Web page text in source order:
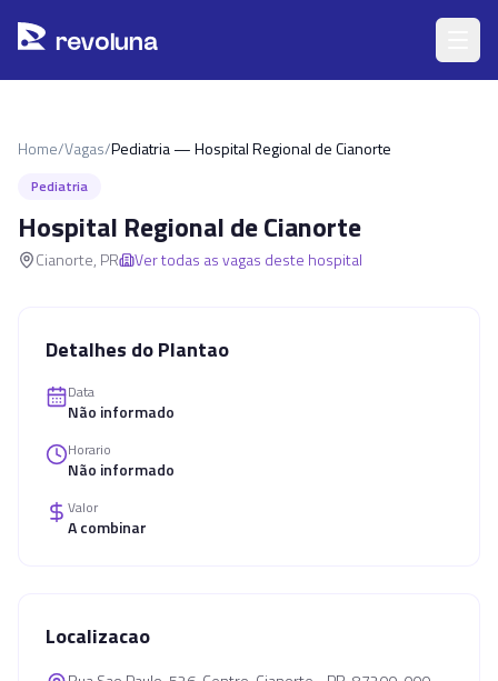
revoluna
Home/Vagas/Pediatria — Hospital Regional de Cianorte
Pediatria
Hospital Regional de Cianorte
Cianorte, PR Ver todas as vagas deste hospital
Detalhes do Plantao
Data
Não informado
Horario
Não informado
Valor
A combinar
Localizacao